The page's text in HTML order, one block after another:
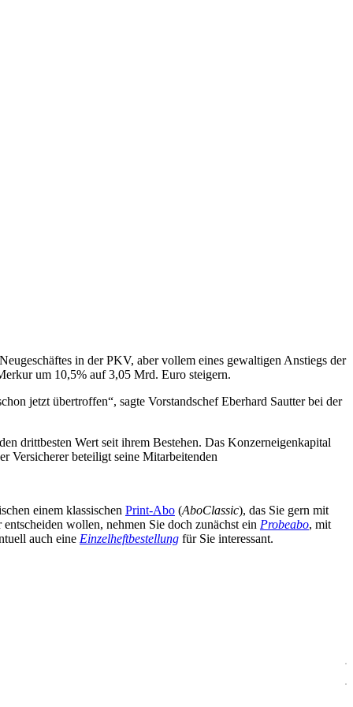
in der PKV, aber vollem eines gewaltigen Anstiegs der
um 10,5% auf 3,05 Mrd. Euro steigern.
jetzt übertroffen“, sagte Vorstandschef Eberhard Sautter bei der
drittbesten Wert seit ihrem Bestehen. Das Konzerneigenkapital
Versicherer beteiligt seine Mitarbeitenden
einem klassischen Print-Abo (AboClassic), das Sie gern mit
entscheiden wollen, nehmen Sie doch zunächst ein Probeabo, mit
auch eine Einzelheftbestellung für Sie interessant.